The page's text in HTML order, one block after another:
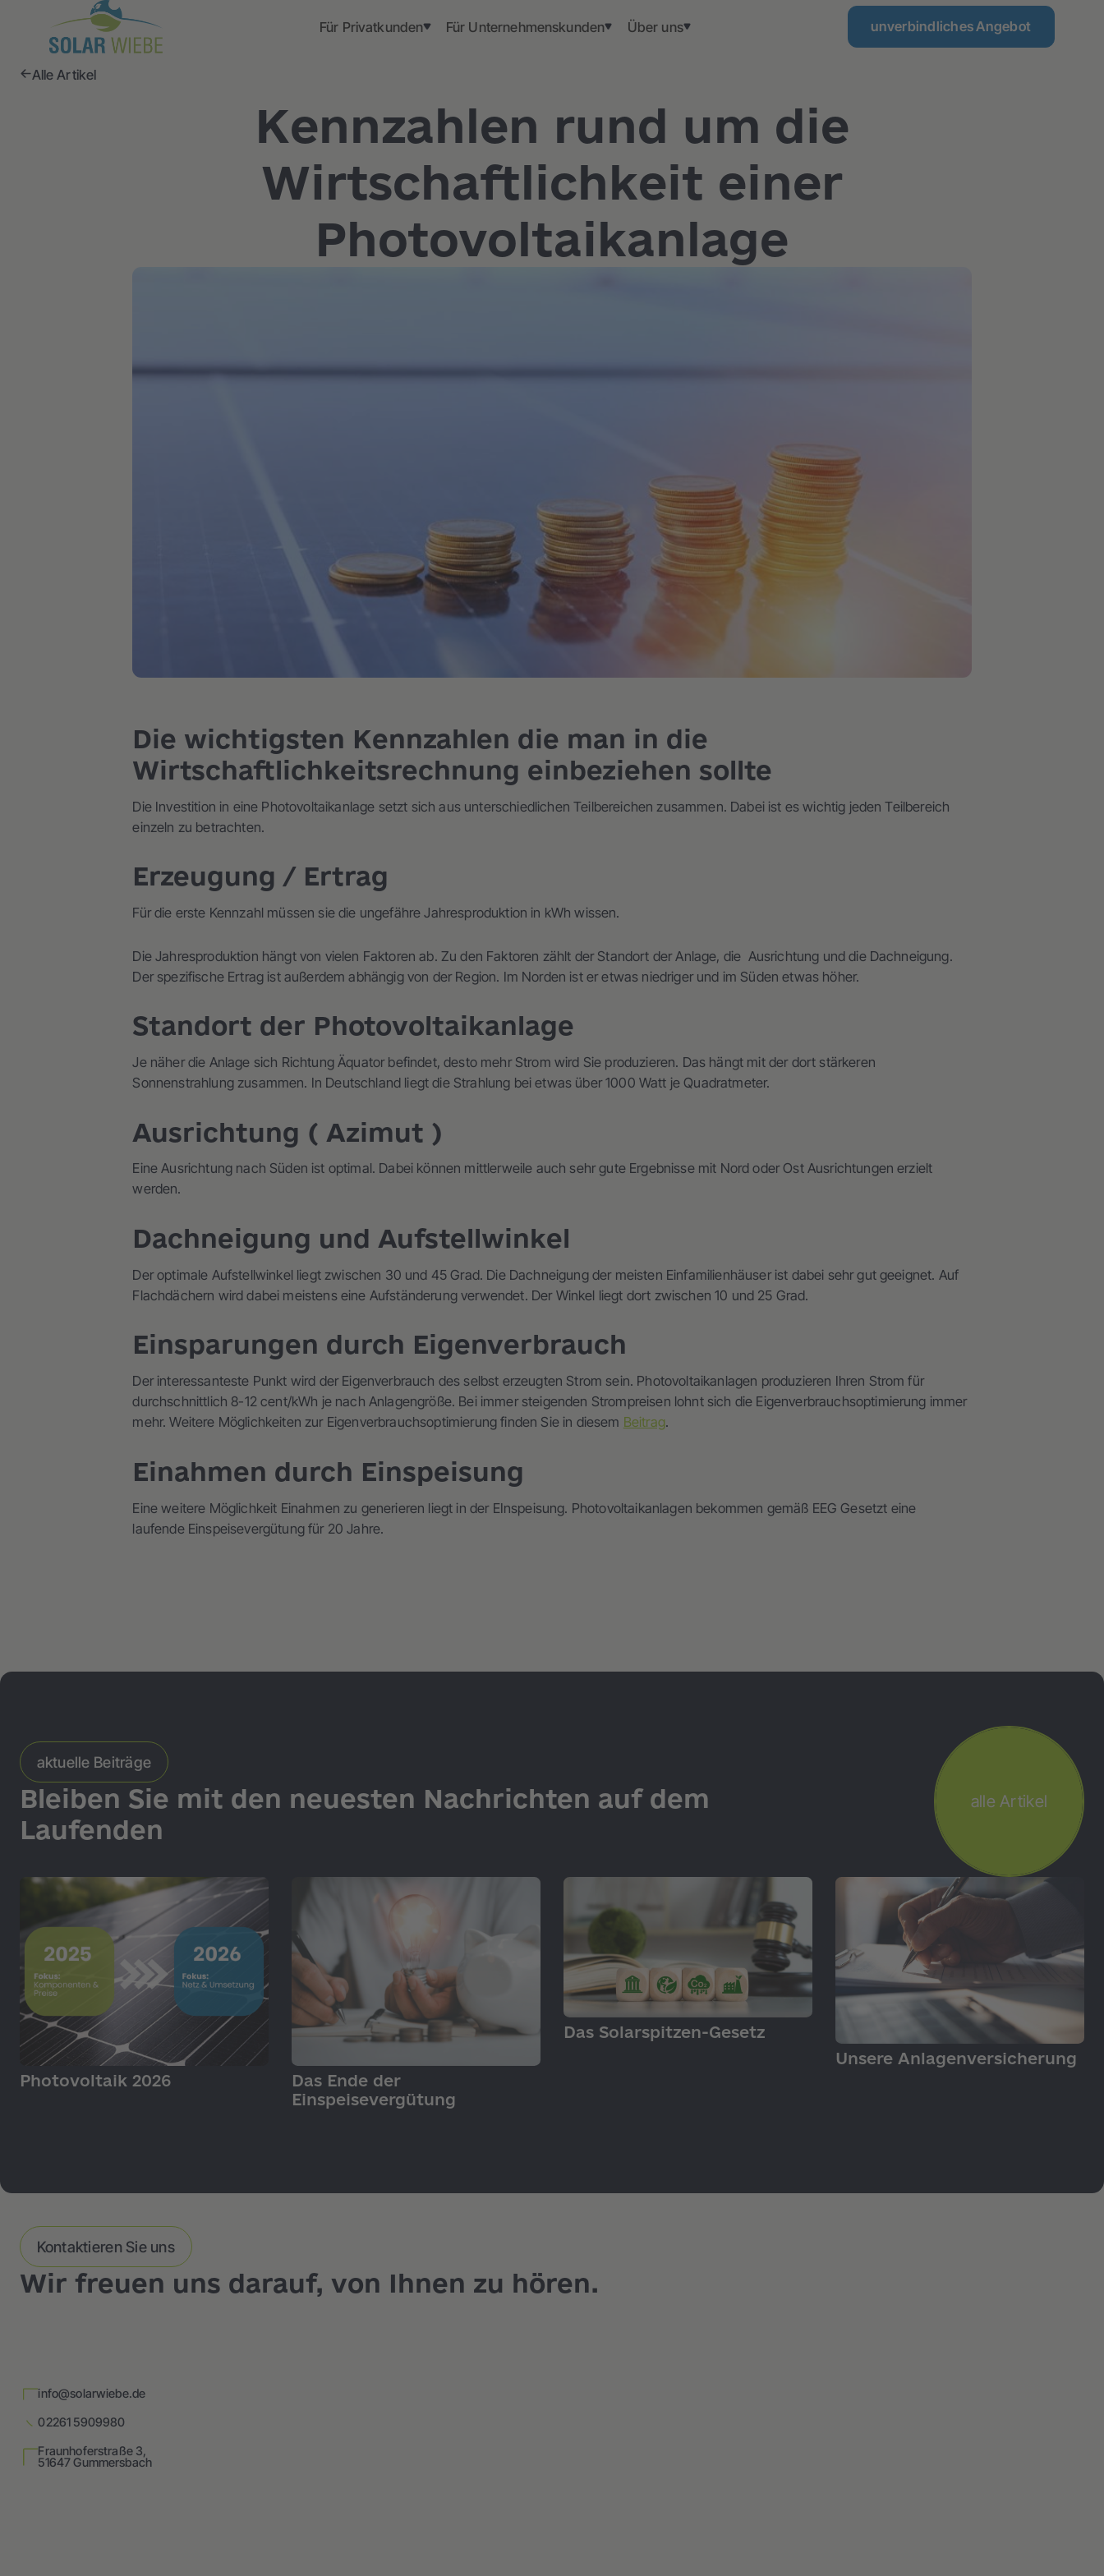
Für Privatkunden Für Unternehmenskunden Über uns unverbindliches Angebot
Alle Artikel
Kennzahlen rund um die
Wirtschaftlichkeit einer
Photovoltaikanlage
Die wichtigsten Kennzahlen die man in die
Wirtschaftlichkeitsrechnung einbeziehen sollte
Die Investition in eine Photovoltaikanlage setzt sich aus unterschiedlichen Teilbereichen zusammen. Dabei ist es wichtig jeden Teilbereich
einzeln zu betrachten.
Erzeugung / Ertrag
Für die erste Kennzahl müssen sie die ungefähre Jahresproduktion in kWh wissen.
Die Jahresproduktion hängt von vielen Faktoren ab. Zu den Faktoren zählt der Standort der Anlage, die Ausrichtung und die Dachneigung.
Der spezifische Ertrag ist außerdem abhängig von der Region. Im Norden ist er etwas niedriger und im Süden etwas höher.
Standort der Photovoltaikanlage
Je näher die Anlage sich Richtung Äquator befindet, desto mehr Strom wird Sie produzieren. Das hängt mit der dort stärkeren
Sonnenstrahlung zusammen. In Deutschland liegt die Strahlung bei etwas über 1000 Watt je Quadratmeter.
Ausrichtung ( Azimut )
Eine Ausrichtung nach Süden ist optimal. Dabei können mittlerweile auch sehr gute Ergebnisse mit Nord oder Ost Ausrichtungen erzielt
werden.
Dachneigung und Aufstellwinkel
Der optimale Aufstellwinkel liegt zwischen 30 und 45 Grad. Die Dachneigung der meisten Einfamilienhäuser ist dabei sehr gut geeignet. Auf
Flachdächern wird dabei meistens eine Aufständerung verwendet. Der Winkel liegt dort zwischen 10 und 25 Grad.
Einsparungen durch Eigenverbrauch
Der interessanteste Punkt wird der Eigenverbrauch des selbst erzeugten Strom sein. Photovoltaikanlagen produzieren Ihren Strom für
durchschnittlich 8-12 cent/kWh je nach Anlagengröße. Bei immer steigenden Strompreisen lohnt sich die Eigenverbrauchsoptimierung immer
mehr. Weitere Möglichkeiten zur Eigenverbrauchsoptimierung finden Sie in diesem Beitrag.
Einahmen durch Einspeisung
Eine weitere Möglichkeit Einahmen zu generieren liegt in der EInspeisung. Photovoltaikanlagen bekommen gemäß EEG Gesetzt eine
laufende Einspeisevergütung für 20 Jahre.
aktuelle Beiträge
Bleiben Sie mit den neuesten Nachrichten auf dem
Laufenden
alle Artikel
GRUNDLAGEN
Photovoltaik 2026 GRUNDLAGEN
Das Ende der
Einspeisevergütung
GRUNDLAGEN
Das Solarspitzen-Gesetz
PRODUKTE
Unsere Anlagenversicherung
Kontaktieren Sie uns
Wir freuen uns darauf, von Ihnen zu hören.
info@solarwiebe.de
02261 5909980
Fraunhoferstraße 3,
51647 Gummersbach